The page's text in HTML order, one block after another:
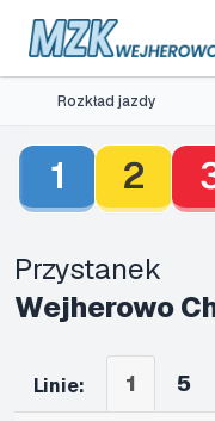
Rozkład jazdy
1 2
Przystanek
Wejherowo
Linie: 1 5